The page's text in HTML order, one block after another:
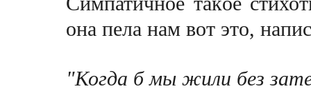
она пела нам вот это,
"Когда б мы жили без